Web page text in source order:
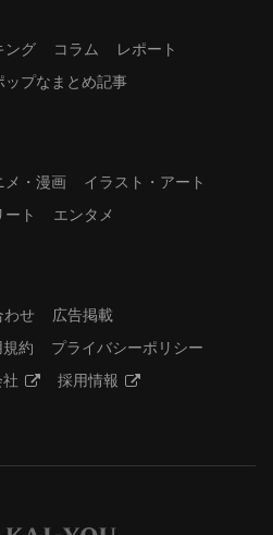
ング コラム
レポート
ップなまとめ記事
メ・漫画
イラスト・アート
ート エンタメ
わせ
広告掲載
約
プライバシーポリシー
採用情報